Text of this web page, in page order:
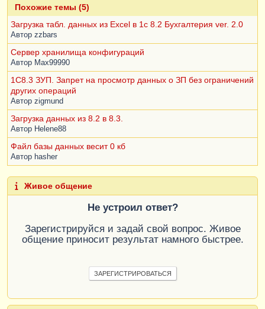
Похожие темы (5)
Загрузка табл. данных из Excel в 1с 8.2 Бухгалтерия ver. 2.0
Автор zzbars
Сервер хранилища конфигураций
Автор Max99990
1С8.3 ЗУП. Запрет на просмотр данных о ЗП без ограничений
других операций
Автор zigmund
Загрузка данных из 8.2 в 8.3.
Автор Helene88
Файл базы данных весит 0 кб
Автор hasher
Живое общение
Не устроил ответ?
Зарегистрируйся и задай свой вопрос. Живое
общение приносит результат намного быстрее.
ЗАРЕГИСТРИРОВАТЬСЯ